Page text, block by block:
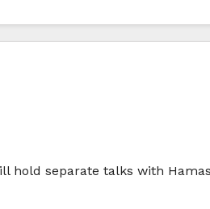
hold separate talks with